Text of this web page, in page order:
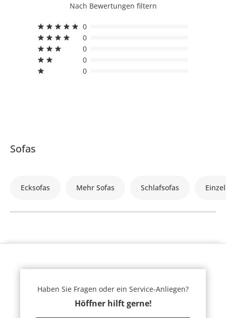
Nach Bewertungen filtern
0
0
0
0
0
Sofas
Ecksofas Mehr Sofas Schlafsofas
Haben Sie Fragen oder ein Service-Anliegen?
Höffner hilft gerne!